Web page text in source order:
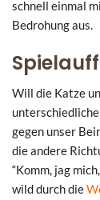
schnell einmal
Bedrohung aus.
Will die Katze
gegen unser
die andere
“Komm, jag
wild durch die